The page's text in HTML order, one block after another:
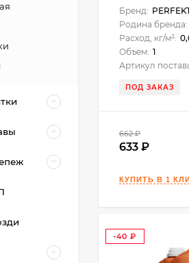
Бренд:
Родина бренда:
Расход, кг/м²:
Объем: 1
Артикул
ПОД ЗАКАЗ
662
633
-40
А+В
затирка,